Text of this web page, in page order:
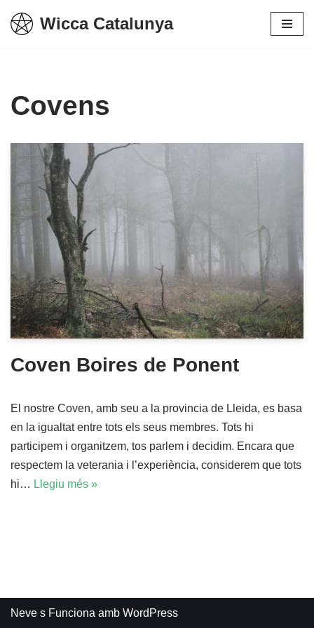
Vés
Wicca Catalunya
Covens
Coven Boires de Ponent
El nostre Coven, amb seu a la provincia de Lleida, es basa
en la igualtat entre tots els seus membres. Tots hi
participem i organitzem, tos parlem i decidim. Encara que
respectem la veterania i l’experiència, considerem que tots
hi… Llegiu més »
Neve s Funciona amb WordPress